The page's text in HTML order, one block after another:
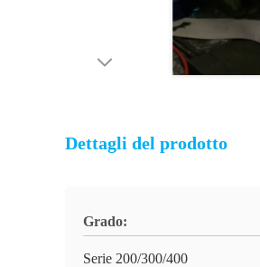
Dettagli del prodotto
Grado:
Serie 200/300/400